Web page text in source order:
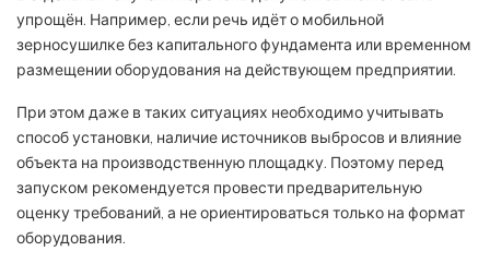
упрощён. Например, если речь идёт о мобильной
зерносушилке без капитального фундамента или временном
размещении оборудования на действующем предприятии.
При этом даже в таких ситуациях необходимо учитывать
способ установки, наличие источников выбросов и влияние
объекта на производственную площадку. Поэтому перед
запуском рекомендуется провести предварительную
оценку требований, а не ориентироваться только на формат
оборудования.